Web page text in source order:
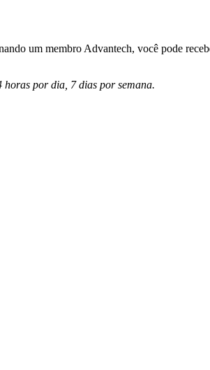
um membro Advantech, você pode
horas por dia, 7 dias por semana.